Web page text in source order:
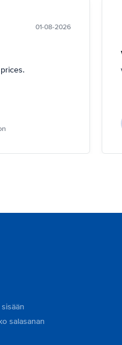
01-08-2026
salasanan